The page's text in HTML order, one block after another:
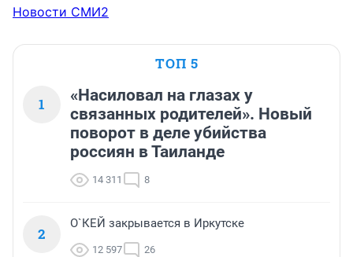
Новости СМИ2
ТОП 5
1
«Насиловал на глазах у
связанных родителей». Новый
поворот в деле убийства
россиян в Таиланде
14 311 8
2
О`КЕЙ закрывается в Иркутске
12 597 26